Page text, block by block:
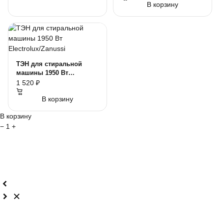
В корзину
ТЭН для стиральной
машины 1950 Вт
Electrolux/Zanussi
1 520 ₽
В корзину
В корзину
− 1 +